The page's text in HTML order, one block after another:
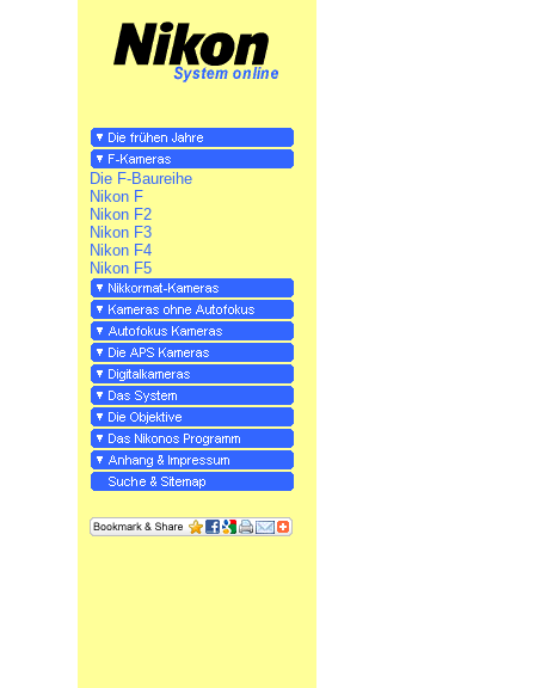
Die F-Baureihe
Nikon F
Nikon F2
Nikon F3
Nikon F4
Nikon F5